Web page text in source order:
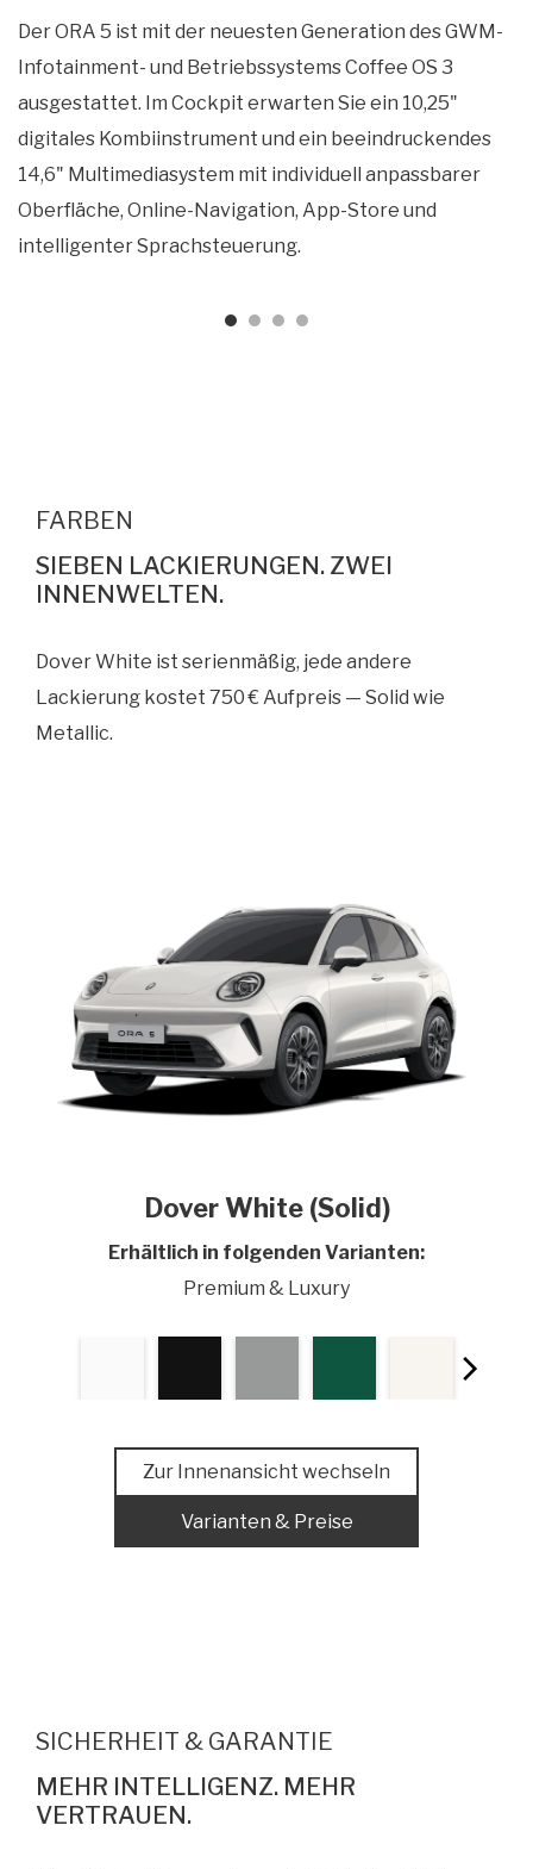
Der ORA 5 ist mit der neuesten Generation des GWM-
Infotainment- und Betriebssystems Coffee OS 3
ausgestattet. Im Cockpit erwarten Sie ein 10,25"
digitales Kombiinstrument und ein beeindruckendes
14,6" Multimediasystem mit individuell anpassbarer
Oberfläche, Online-Navigation, App-Store und
intelligenter Sprachsteuerung.
FARBEN
SIEBEN LACKIERUNGEN. ZWEI
INNENWELTEN.
Dover White ist serienmäßig, jede andere
Lackierung kostet 750 € Aufpreis — Solid wie
Metallic.
Dover White (Solid)
Erhältlich in folgenden Varianten:
Premium & Luxury
Zur Innenansicht wechseln
Varianten & Preise
SICHERHEIT & GARANTIE
MEHR INTELLIGENZ. MEHR
VERTRAUEN.